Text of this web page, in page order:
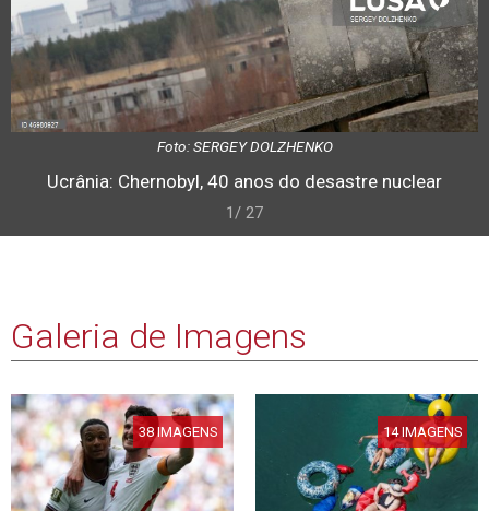
Foto: SERGEY DOLZHENKO
Ucrânia: Chernobyl, 40 anos do desastre nuclear
1/ 27
Galeria de Imagens
38 IMAGENS 14 IMAGENS